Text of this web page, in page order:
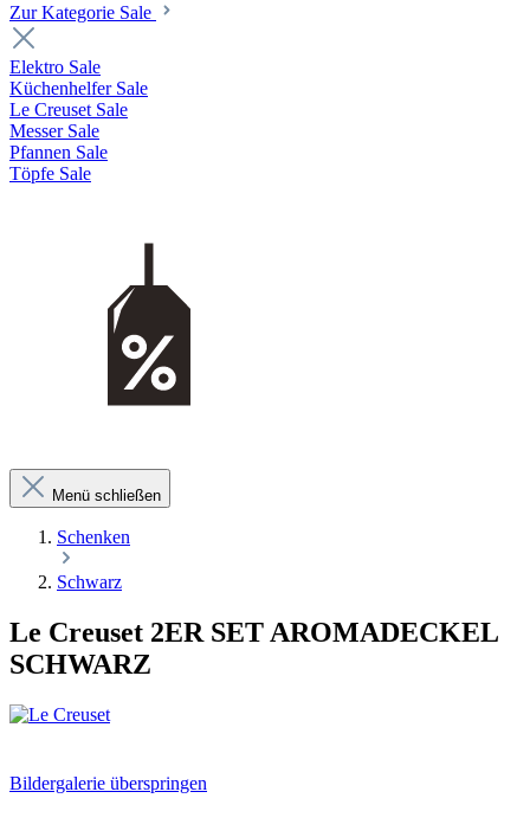
Zur Kategorie Sale
Elektro Sale
Küchenhelfer Sale
Le Creuset Sale
Messer Sale
Pfannen Sale
Töpfe Sale
Menü schließen
Schenken
Schwarz
Le Creuset 2ER SET AROMADECKEL
SCHWARZ
Bildergalerie überspringen